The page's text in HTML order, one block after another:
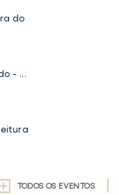
do
- ...
TODOS OS EVENTOS